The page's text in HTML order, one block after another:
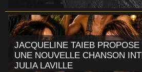
JACQUELINE TAIEB
UNE NOUVELLE CHANSON
JULIA LAVILLE